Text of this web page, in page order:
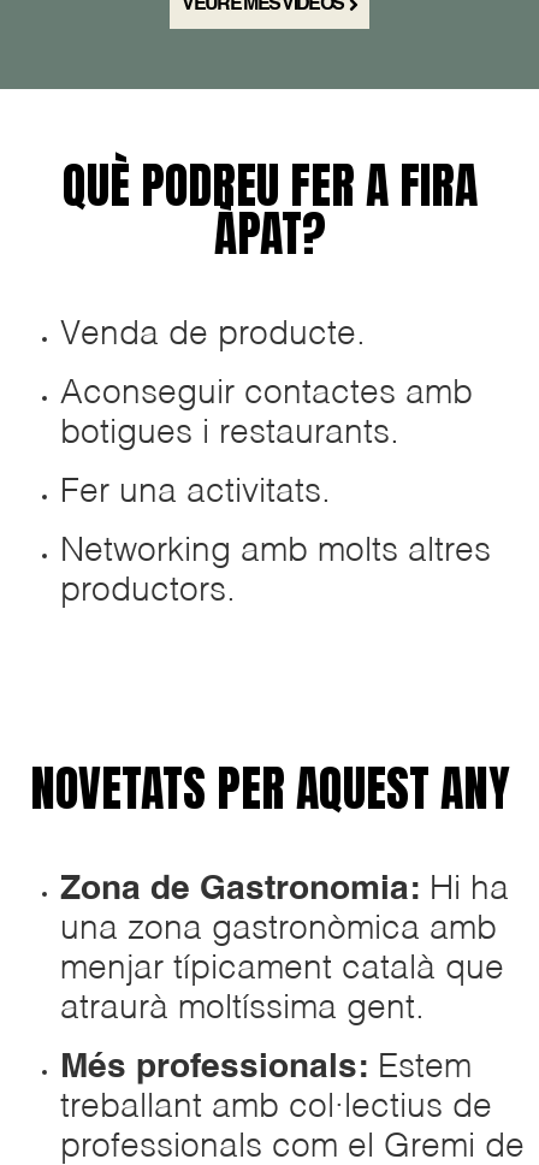
VEURE MÉS VÍDEOS
QUÈ PODREU FER A FIRA
ÀPAT?
Venda de producte.
Aconseguir contactes amb
botigues i restaurants.
Fer una activitats.
Networking amb molts altres
productors.
NOVETATS PER AQUEST ANY
Zona de Gastronomia: Hi ha
una zona gastronòmica amb
menjar típicament català que
atraurà moltíssima gent.
Més professionals: Estem
treballant amb col·lectius de
professionals com el Gremi de